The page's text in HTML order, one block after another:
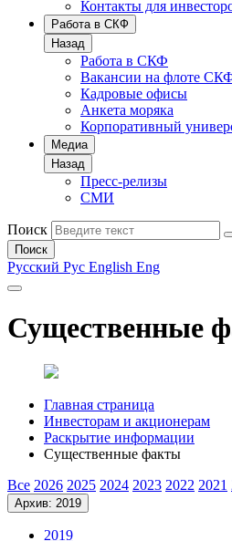
Контакты для
Работа в СКФ
Назад
Работа в СКФ
Вакансии на флоте
Кадровые офисы
Анкета моряка
Корпоративный
Медиа
Назад
Пресс-релизы
СМИ
Поиск
Поиск
Русский Рус English Eng
Существенные
Главная страница
Инвесторам и акционерам
Раскрытие информации
Существенные факты
Все 2026 2025 2024 2023 2022 2021
Архив: 2019
2019